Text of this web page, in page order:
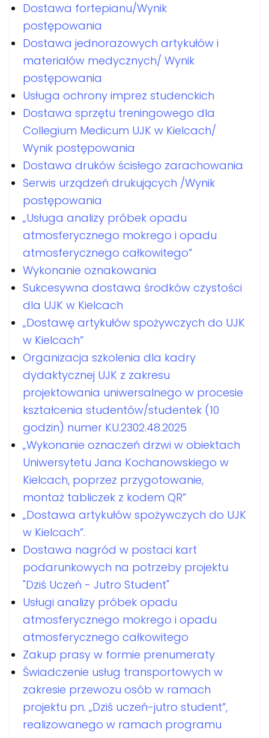
Dostawa fortepianu/Wynik
postępowania
Dostawa jednorazowych artykułów i
materiałów medycznych/ Wynik
postępowania
Usługa ochrony imprez studenckich
Dostawa sprzętu treningowego dla
Collegium Medicum UJK w Kielcach/
Wynik postępowania
Dostawa druków ścisłego zarachowania
Serwis urządzeń drukujących /Wynik
postępowania
„Usługa analizy próbek opadu
atmosferycznego mokrego i opadu
atmosferycznego całkowitego”
Wykonanie oznakowania
Sukcesywna dostawa środków czystości
dla UJK w Kielcach
„Dostawę artykułów spożywczych do UJK
w Kielcach”
Organizacja szkolenia dla kadry
dydaktycznej UJK z zakresu
projektowania uniwersalnego w procesie
kształcenia studentów/studentek (10
godzin) numer KU.2302.48.2025
„Wykonanie oznaczeń drzwi w obiektach
Uniwersytetu Jana Kochanowskiego w
Kielcach, poprzez przygotowanie,
montaż tabliczek z kodem QR”
„Dostawa artykułów spożywczych do UJK
w Kielcach”.
Dostawa nagród w postaci kart
podarunkowych na potrzeby projektu
"Dziś Uczeń - Jutro Student"
Usługi analizy próbek opadu
atmosferycznego mokrego i opadu
atmosferycznego całkowitego
Zakup prasy w formie prenumeraty
Świadczenie usług transportowych w
zakresie przewozu osób w ramach
projektu pn. „Dziś uczeń-jutro student”,
realizowanego w ramach programu